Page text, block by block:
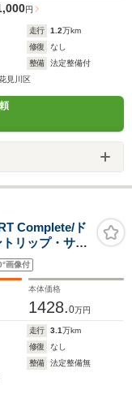
円
走行 1.2万km
修復
なし
整備
法定整備付
見川区
Complete/ド
リップ・サイ
-・フ-ドバッ
リパ-・ロベ
画像付
本体価格
1428.0万円
走行 3.1万km
修復
なし
整備
法定整備無